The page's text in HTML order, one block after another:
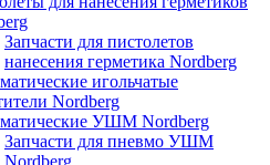
Запчасти для пистолетов
нанесения герметика Nordberg
игольчатые
Nordberg
УШМ Nordberg
Запчасти для пневмо УШМ
Nordberg